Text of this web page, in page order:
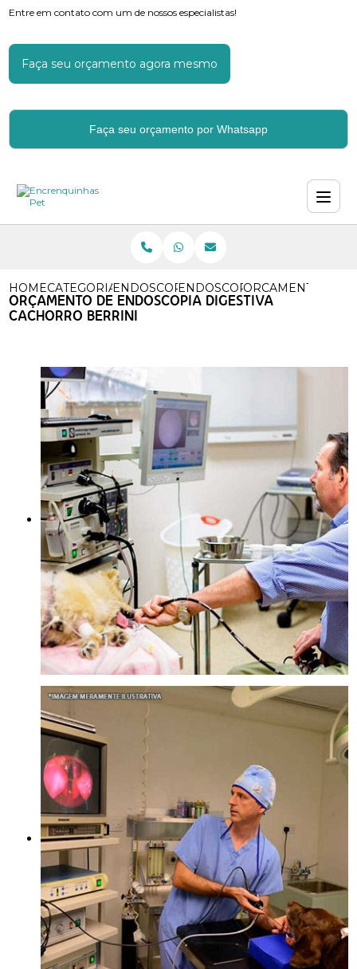
Entre em contato com um de nossos especialistas!
Faça seu orçamento agora mesmo
Faça seu orçamento por Whatsapp
HOMECATEGORIASENDOSCOPIA PARA CACHORROS
ENDOSCOPIA DE CACHORRO
ORCAMENTO DE
ORÇAMENTO DE ENDOSCOPIA DIGESTIVA
CACHORRO BERRINI